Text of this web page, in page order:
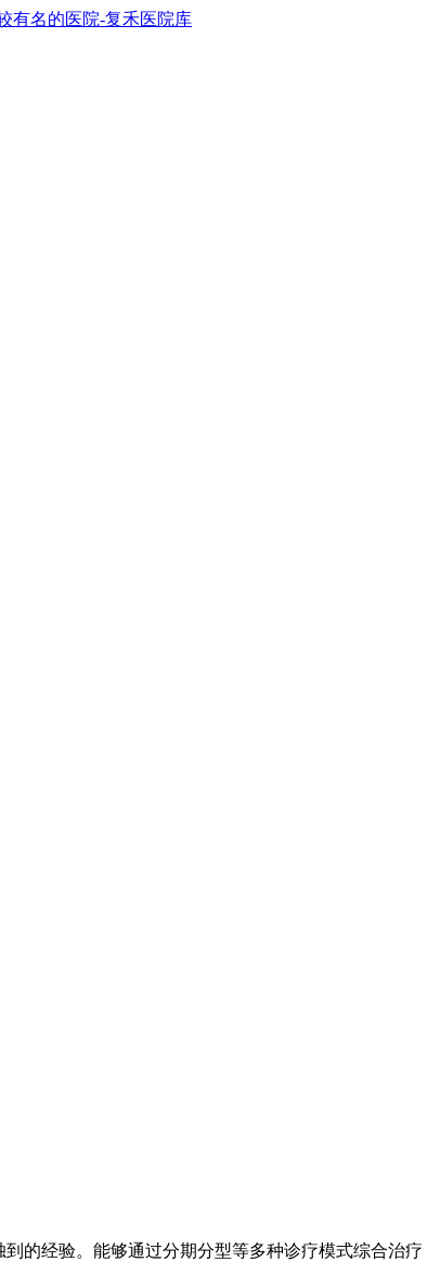
的经验。能够通过分期分型等多种诊疗模式综合治